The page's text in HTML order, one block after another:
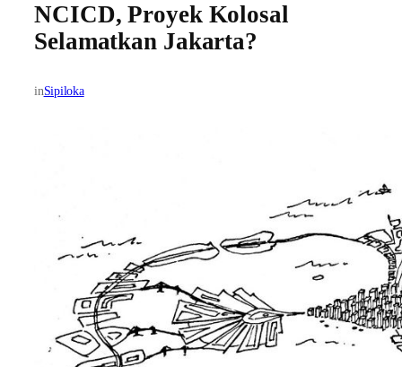
NCICD, Proyek Kolosal
Selamatkan Jakarta?
inSipiloka